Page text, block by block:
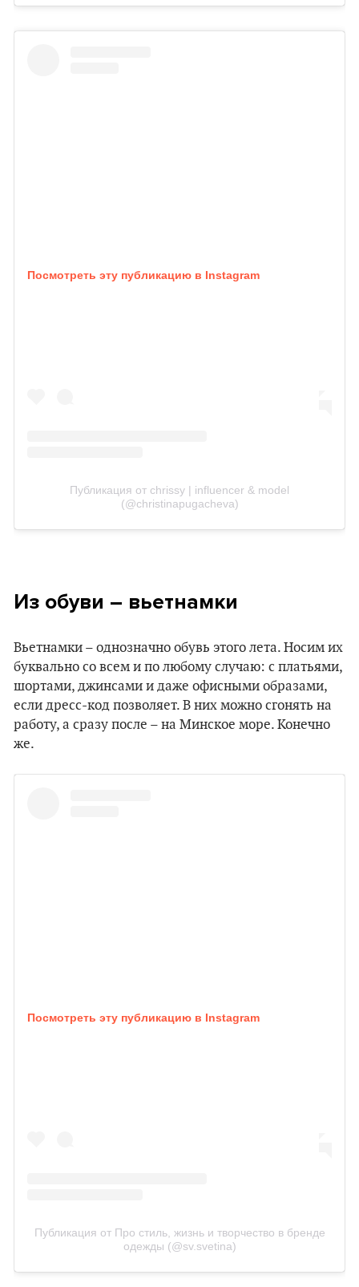
Посмотреть эту публикацию в Instagram
Публикация от chrissy | influencer & model
(@christinapugacheva)
Из обуви – вьетнамки
Вьетнамки – однозначно обувь этого лета. Носим их
буквально со всем и по любому случаю: с платьями,
шортами, джинсами и даже офисными образами,
если дресс-код позволяет. В них можно сгонять на
работу, а сразу после – на Минское море. Конечно
же.
Посмотреть эту публикацию в Instagram
Публикация от Про стиль, жизнь и творчество в бренде
одежды (@sv.svetina)